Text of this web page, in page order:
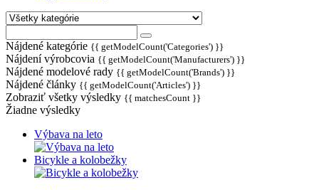
Nájdené kategórie {{ getModelCount('Categories') }}
Nájdení výrobcovia {{ getModelCount('Manufacturers') }}
Nájdené modelové rady {{ getModelCount('Brands') }}
Nájdené články {{ getModelCount('Articles') }}
Zobraziť všetky výsledky {{ matchesCount }}
Žiadne výsledky
Výbava na leto
Bicykle a kolobežky